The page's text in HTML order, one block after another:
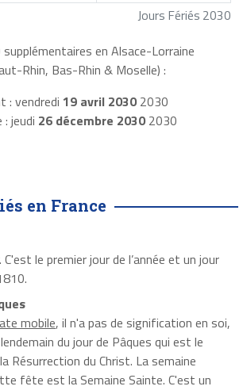
Jours Fériés 2030
en Alsace-Lorraine
Rhin, Bas-Rhin & Moselle) :
: vendredi 19 avril 20302030
jeudi 26 décembre 20302030
en France
. C'est le premier jour de l’année et un jour
mobile, il n'a pas de signification en soi,
du jour de Pâques qui est le
Résurrection du Christ. La semaine
fête est la Semaine Sainte. C'est un